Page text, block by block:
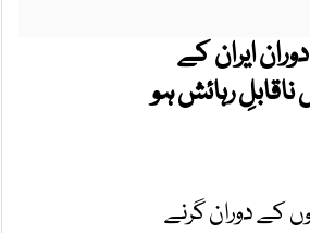
ایران کے
رہائش ہو
کے دوران گرنے